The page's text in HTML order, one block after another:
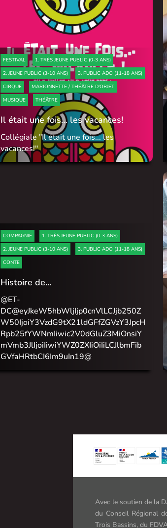
FESTIVAL
1. TRÈS JEUNE PUBLIC (0-3 ANS)
2. JEUNE PUBLIC (3-10 ANS)
3. PUBLIC ADO (11-18 ANS)
CIRQUE
MARIONNETTE / THÉÂTRE D'OBJET
MUSIQUE
THÉÂTRE
Il était une fois… les vacances!
Collégiale "Il était une fois... les
vacances!"
COMPAGNIE
1. TRÈS JEUNE PUBLIC (0-3 ANS)
2. JEUNE PUBLIC (3-10 ANS)
3. PUBLIC ADO (11-18 ANS)
CONTE
Histoire de…
@ET-
DC@eyJkeW5hbWljIjp0cnVlLCJjb250Z
W50IjoiY3VzdG9tX21ldGFfZGVzY3JpcH
Rpb25fYWNmIiwic2V0dGluZ3MiOnsiY
mVmb3JlIjoiIiwiYWZ0ZXIiOiIiLCJlbmFib
GVfaHRtbCI6Im9uIn19@
Avec le soutien de la
du Conseil Régional
Trois Bassins, du